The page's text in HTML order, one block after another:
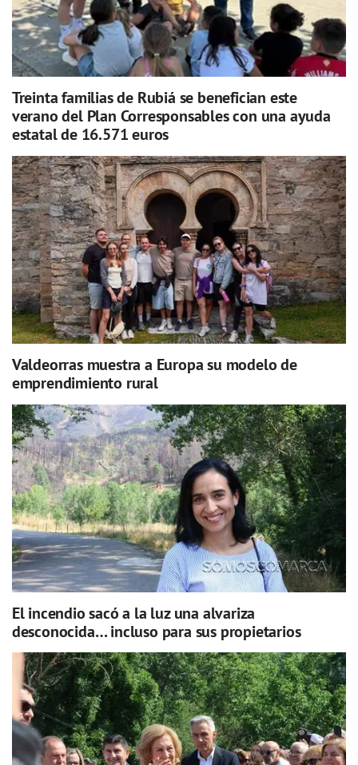
Treinta familias de Rubiá se benefician este
verano del Plan Corresponsables con una ayuda
estatal de 16.571 euros
Valdeorras muestra a Europa su modelo de
emprendimiento rural
El incendio sacó a la luz una alvariza
desconocida… incluso para sus propietarios